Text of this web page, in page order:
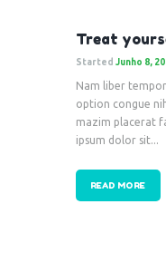
Treat
Started Junho 8,
Nam liber
option congue
mazim placerat
ipsum dolor sit...
READ MORE